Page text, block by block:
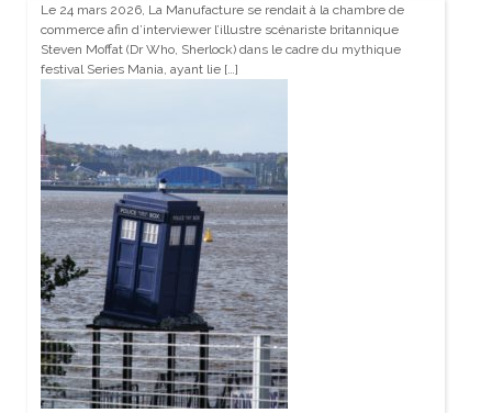
Le 24 mars 2026, La Manufacture se rendait à la chambre de
commerce afin d’interviewer l’illustre scénariste britannique
Steven Moffat (Dr Who, Sherlock) dans le cadre du mythique
festival Series Mania, ayant lie […]